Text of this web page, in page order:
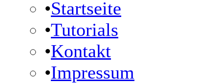
•Startseite
•Tutorials
•Kontakt
•Impressum